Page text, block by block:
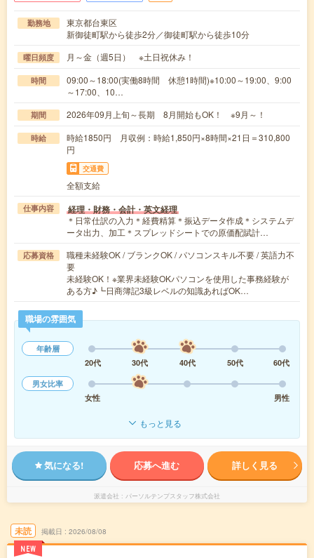
勤務地
東京都台東区
新御徒町駅から徒歩2分／御徒町駅から徒歩10分
曜日頻度 月～金（週5日） ※土日祝休み！
時間
09:00～18:00(実働8時間 休憩1時間)※10:00～19:00、9:00
～17:00、10…
期間 2026年09月上旬～長期 8月開始もOK！ ※9月～！
時給
時給1850円 月収例：時給1,850円×8時間×21日＝310,800
円
交通費
全額支給
仕事内容 経理・財務・会計・英文経理
＊日常仕訳の入力＊経費精算＊振込データ作成＊システムデ
ータ出力、加工＊スプレッドシートでの原価配賦計…
応募資格
職種未経験OK / ブランクOK / パソコンスキル不要 / 英語力不
要
未経験OK！※業界未経験OKパソコンを使用した事務経験が
ある方♪┗日商簿記3級レベルの知識あればOK…
職場の雰囲気
年齢層
20代
30代 40代 50代
60代
男女比率
女性
男性
もっと見る
気になる! 応募へ進む 詳しく見る
派遣会社 パーソルテンプスタッフ株式会社
未読
NEW
掲載日 2026/08/08